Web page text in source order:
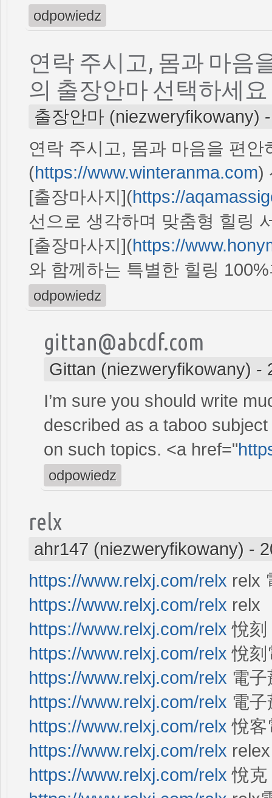
odpowiedz
연락 주시고, 몸과 마음
의 출장안마 선택하세요
출장안마 (niezweryfikowany)
연락 주시고, 몸과 마음을 편
(https://www.winteranma.com)
[출장마사지](https://
선으로 생각하며 맞춤형 힐링
[출장마사지](https://
와 함께하는 특별한 힐링
odpowiedz
gittan@abcdf.com
Gittan (niezweryfikowany) -
I’m sure you should write
described as a taboo
on such topics. <a href="
odpowiedz
relx
ahr147 (niezweryfikowany) -
https://www.relxj.com/relx relx
https://www.relxj.com/relx relx
https://www.relxj.com/relx 悅刻
https://www.relxj.com/relx 悅刻
https://www.relxj.com/relx 電
https://www.relxj.com/relx 電
https://www.relxj.com/relx 悅客
https://www.relxj.com/relx relex
https://www.relxj.com/relx 悅克